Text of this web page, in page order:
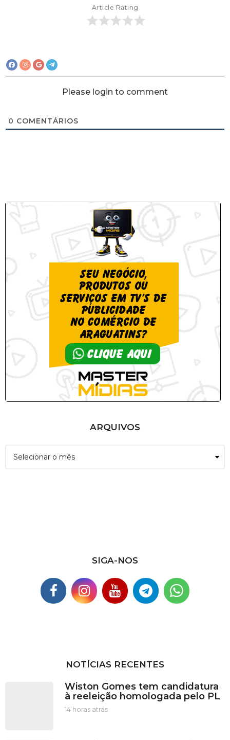
Article Rating
Please login to comment
0 COMENTÁRIOS
ARQUIVOS
SIGA-NOS
NOTÍCIAS RECENTES
Wiston Gomes tem candidatura
à reeleição homologada pelo PL
14 horas atrás1